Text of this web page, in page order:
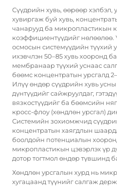
Сүүдрийн хувь, өөрөөр хэлбэл,
хувиргаж буй хувь,
чанарууд ба микропластикын
коэффициентүүдийг нөлөөлөө.
осмосын системүүдийн түүхий
ихэвчлэн 50–85 хувь хооронд
мембранаар түүхий уснаас
бөөмс концентратын урсгалд
Илүү өндөр сүүдрийн хувь
дүнтүүдийг сайжруулдаг,
вязкостүүдийг ба бөөмсийн
кросс-флоу (хөндлөн урсгал)
Системийн зохиомжчид
концентратын хаягдлын
боолдойн потенциалын
микропластикын цэвэрлэх үр
дотор тогтмол өндөр түвшинд
Хөндлөн урсгалын хурд нь
хугацаанд түүнийг салгаж